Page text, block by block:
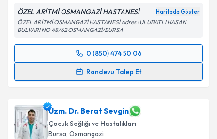
Metni'ni okudum ve kişisel verilerimin belirtilen
kapsamda işlenmesini kabul ediyorum.
Takvim Talebini Gönder
ÖZEL ARİTMİ OSMANGAZİ HASTANESİ Haritada Göster
ÖZEL ARİTMİ OSMANGAZİ HASTANESİ Adres : ULUBATLI HASAN
BULVARI NO 48/62 OSMANGAZİ/BURSA
0 (850) 474 50 06
Randevu Talep Et
Randevu Takvimi Talebi
takvim hazırlandığında e-posta ile bilgilendireceğiz.
E-posta Adresiniz
Uzm. Dr. Berat Sevgin
Çocuk Sağlığı ve Hastalıkları
Bursa, Osmangazi